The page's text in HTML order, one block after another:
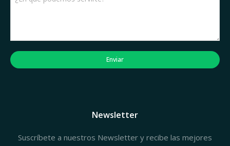
Enviar
Newsletter
Suscríbete a nuestros Newsletter y recibe las mejores